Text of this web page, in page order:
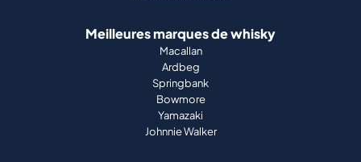
Meilleures marques de whisky
Macallan
Ardbeg
Springbank
Bowmore
Yamazaki
Johnnie Walker